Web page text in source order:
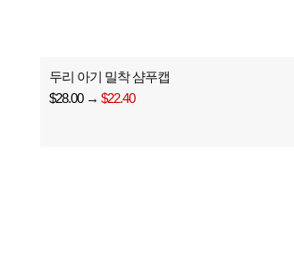
두리 아기 밀착 샴푸캡
$28.00→ $22.40